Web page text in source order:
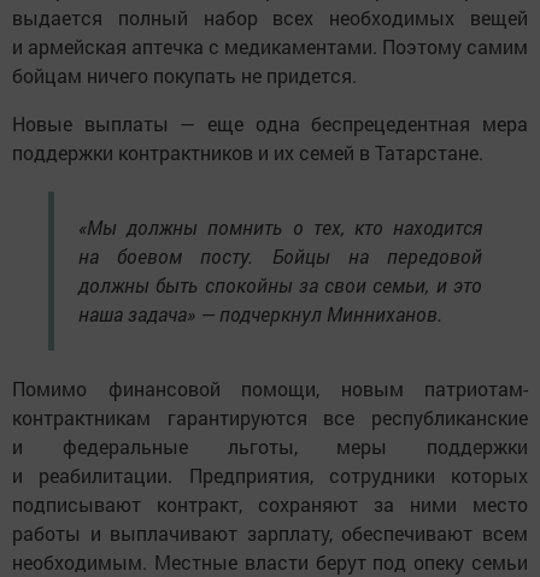
выдается полный набор всех необходимых вещей
и армейская аптечка с медикаментами. Поэтому самим
бойцам ничего покупать не придется.
Новые выплаты — еще одна беспрецедентная мера
поддержки контрактников и их семей в Татарстане.
«Мы должны помнить о тех, кто находится
на боевом посту. Бойцы на передовой
должны быть спокойны за свои семьи, и это
наша задача» — подчеркнул Минниханов.
Помимо финансовой помощи, новым патриотам-
контрактникам гарантируются все республиканские
и федеральные льготы, меры поддержки
и реабилитации. Предприятия, сотрудники которых
подписывают контракт, сохраняют за ними место
работы и выплачивают зарплату, обеспечивают всем
необходимым. Местные власти берут под опеку семьи